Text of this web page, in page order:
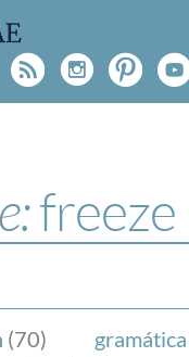
Rss
freeze
(70) gramática